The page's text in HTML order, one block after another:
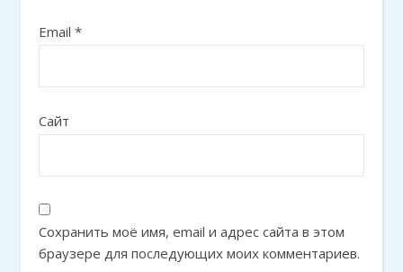
Email *
Сайт
Сохранить моё имя, email и адрес сайта в этом
браузере для последующих моих комментариев.